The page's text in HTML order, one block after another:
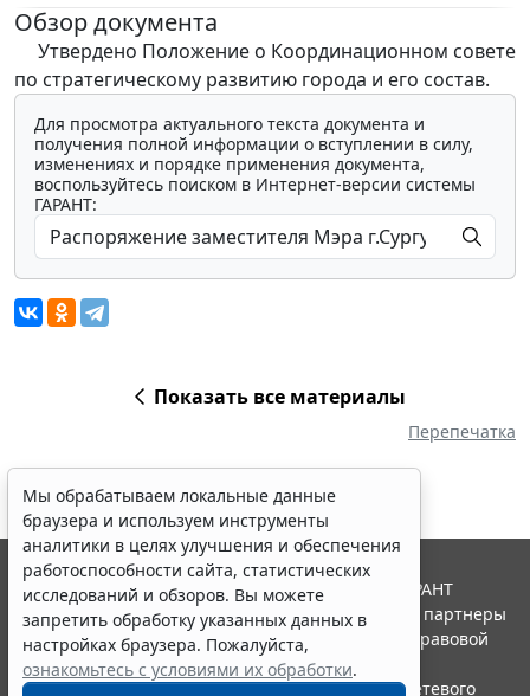
Обзор документа
Утвердено Положение о Координационном совете
по стратегическому развитию города и его состав.
Для просмотра актуального текста документа и
получения полной информации о вступлении в силу,
изменениях и порядке применения документа,
воспользуйтесь поиском в Интернет-версии системы
ГАРАНТ:
Показать все материалы
Перепечатка
Мы обрабатываем локальные данные
браузера и используем инструменты
аналитики в целях улучшения и обеспечения
работоспособности сайта, статистических
исследований и обзоров. Вы можете
запретить обработку указанных данных в
настройках браузера. Пожалуйста,
ознакомьтесь с условиями их обработки.
© ООО "НПП "ГАРАНТ-СЕРВИС", 2026. Система ГАРАНТ
выпускается с 1990 года. Компания "Гарант" и ее партнеры
являются участниками Российской ассоциации правовой
информации ГАРАНТ.
Портал ГАРАНТ.РУ зарегистрирован в качестве сетевого